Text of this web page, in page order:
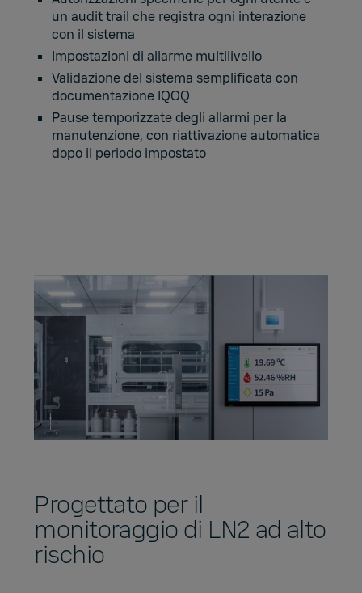
un audit trail che registra ogni interazione
con il sistema
Impostazioni di allarme multilivello
Validazione del sistema semplificata con
documentazione IQOQ
Pause temporizzate degli allarmi per la
manutenzione, con riattivazione automatica
dopo il periodo impostato
Progettato per il
monitoraggio di LN2 ad alto
rischio